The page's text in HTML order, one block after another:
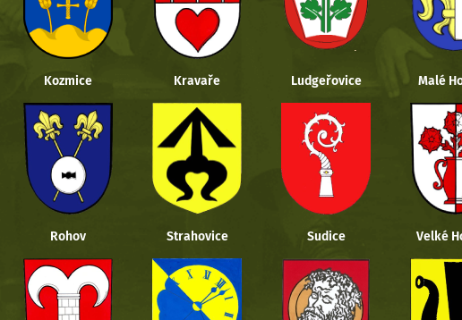
Kozmice Kravaře Ludgeřovice Malé
Rohov Strahovice Sudice Velké